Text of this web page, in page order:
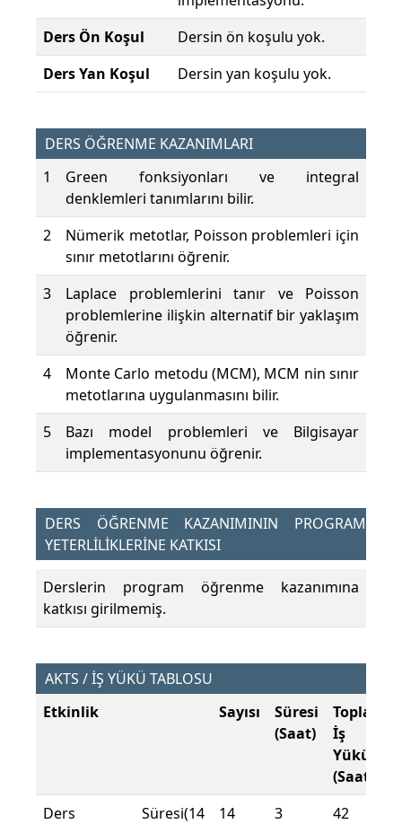
Ders Ön Koşul
Dersin ön koşulu yok.
Ders Yan Koşul
Dersin yan koşulu yok.
DERS ÖĞRENME KAZANIMLARI
1
Green fonksiyonları ve integral
denklemleri tanımlarını bilir.
2
Nümerik metotlar, Poisson problemleri için
sınır metotlarını öğrenir.
3
Laplace problemlerini tanır ve Poisson
problemlerine ilişkin alternatif bir yaklaşım
öğrenir.
4
Monte Carlo metodu (MCM), MCM nin sınır
metotlarına uygulanmasını bilir.
5
Bazı model problemleri ve Bilgisayar
implementasyonunu öğrenir.
DERS ÖĞRENME KAZANIMININ PROGRAM
YETERLİLİKLERİNE KATKISI
Derslerin program öğrenme kazanımına
katkısı girilmemiş.
AKTS / İŞ YÜKÜ TABLOSU
Etkinlik
Sayısı
Süresi
(Saat)
Toplam
İş
Yükü
(Saat)
Ders Süresi(14
14 3 42